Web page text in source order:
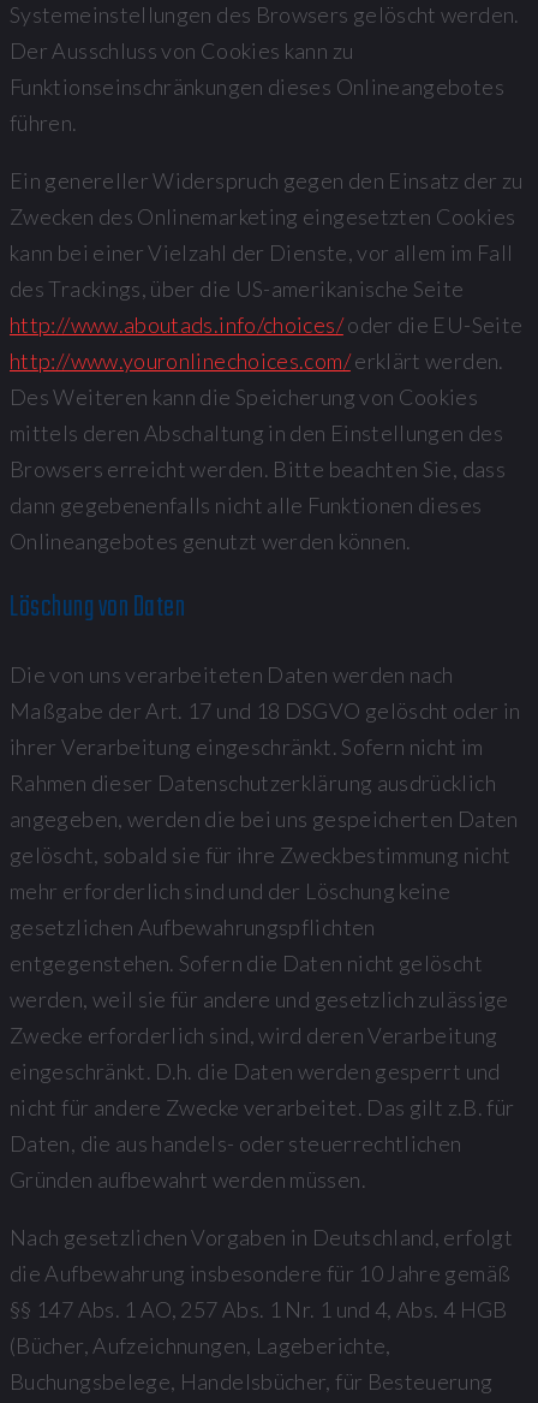
Systemeinstellungen des Browsers gelöscht werden.
Der Ausschluss von Cookies kann zu
Funktionseinschränkungen dieses Onlineangebotes
führen.
Ein genereller Widerspruch gegen den Einsatz der zu
Zwecken des Onlinemarketing eingesetzten Cookies
kann bei einer Vielzahl der Dienste, vor allem im Fall
des Trackings, über die US-amerikanische Seite
http://www.aboutads.info/choices/oder die EU-Seite
http://www.youronlinechoices.com/erklärt werden.
Des Weiteren kann die Speicherung von Cookies
mittels deren Abschaltung in den Einstellungen des
Browsers erreicht werden. Bitte beachten Sie, dass
dann gegebenenfalls nicht alle Funktionen dieses
Onlineangebotes genutzt werden können.
Löschung von Daten
Die von uns verarbeiteten Daten werden nach
Maßgabe der Art. 17 und 18 DSGVO gelöscht oder in
ihrer Verarbeitung eingeschränkt. Sofern nicht im
Rahmen dieser Datenschutzerklärung ausdrücklich
angegeben, werden die bei uns gespeicherten Daten
gelöscht, sobald sie für ihre Zweckbestimmung nicht
mehr erforderlich sind und der Löschung keine
gesetzlichen Aufbewahrungspflichten
entgegenstehen. Sofern die Daten nicht gelöscht
werden, weil sie für andere und gesetzlich zulässige
Zwecke erforderlich sind, wird deren Verarbeitung
eingeschränkt. D.h. die Daten werden gesperrt und
nicht für andere Zwecke verarbeitet. Das gilt z.B. für
Daten, die aus handels- oder steuerrechtlichen
Gründen aufbewahrt werden müssen.
Nach gesetzlichen Vorgaben in Deutschland, erfolgt
die Aufbewahrung insbesondere für 10 Jahre gemäß
§§ 147 Abs. 1 AO, 257 Abs. 1 Nr. 1 und 4, Abs. 4 HGB
(Bücher, Aufzeichnungen, Lageberichte,
Buchungsbelege, Handelsbücher, für Besteuerung